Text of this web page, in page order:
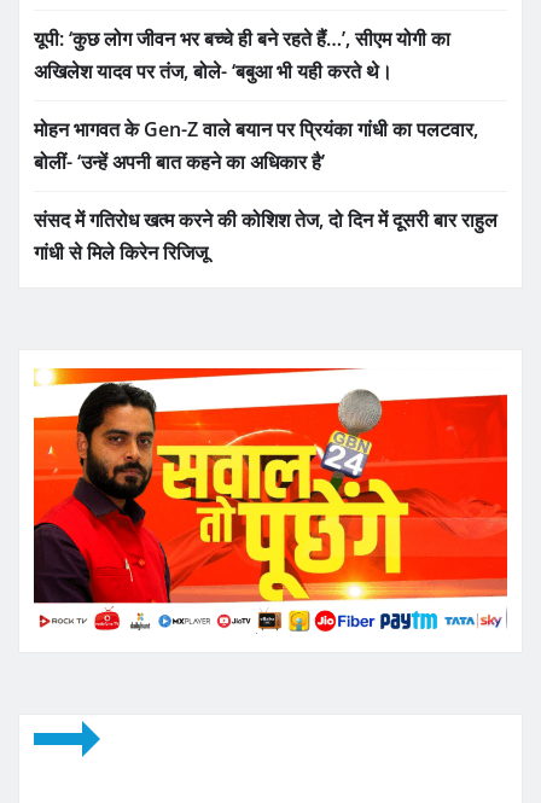
यूपी: ‘कुछ लोग जीवन भर बच्चे ही बने रहते हैं…’, सीएम योगी का
अखिलेश यादव पर तंज, बोले- ‘बबुआ भी यही करते थे।
मोहन भागवत के Gen-Z वाले बयान पर प्रियंका गांधी का पलटवार,
बोलीं- ‘उन्हें अपनी बात कहने का अधिकार है’
संसद में गतिरोध खत्म करने की कोशिश तेज, दो दिन में दूसरी बार राहुल
गांधी से मिले किरेन रिजिजू